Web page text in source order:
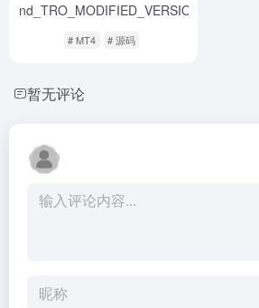
# MT4 # 源码
暂无评论